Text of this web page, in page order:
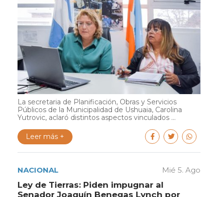
La secretaria de Planificación, Obras y Servicios
Públicos de la Municipalidad de Ushuaia, Carolina
Yutrovic, aclaró distintos aspectos vinculados ...
Leer más +
NACIONAL Mié 5. Ago
Ley de Tierras: Piden impugnar al
Senador Joaquín Benegas Lynch por